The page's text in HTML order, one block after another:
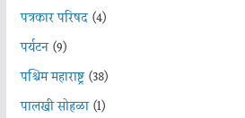
पत्रकार परिषद(4)
पर्यटन(9)
पश्चिम महाराष्ट्र(38)
पालखी सोहळा(1)